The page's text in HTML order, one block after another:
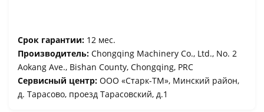
Срок гарантии: 12 мес.
Производитель: Chongqing Machinery Co., Ltd., No. 2
Aokang Ave., Bishan County, Chongqing, PRC
Сервисный центр: ООО «Старк-ТМ», Минский район,
д. Тарасово, проезд Тарасовский, д.1